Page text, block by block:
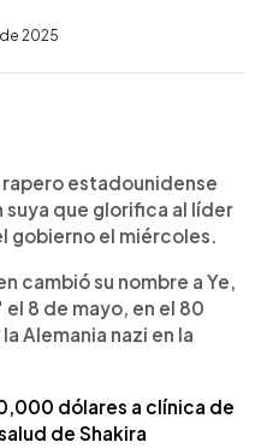
2025
estadounidense
suya que glorifica al líder
gobierno el miércoles.
cambió su nombre a Ye,
8 de mayo, en el 80
Alemania nazi en la
dólares a clínica de
de Shakira